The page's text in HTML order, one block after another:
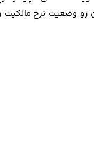
رو وضعیت نرخ مالکیت